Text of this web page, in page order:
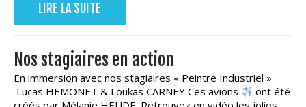
LIRE LA SUITE
Nos stagiaires en action
En immersion avec nos stagiaires « Peintre Industriel »
Lucas HEMONET & Loukas CARNEY Ces avions
ont été